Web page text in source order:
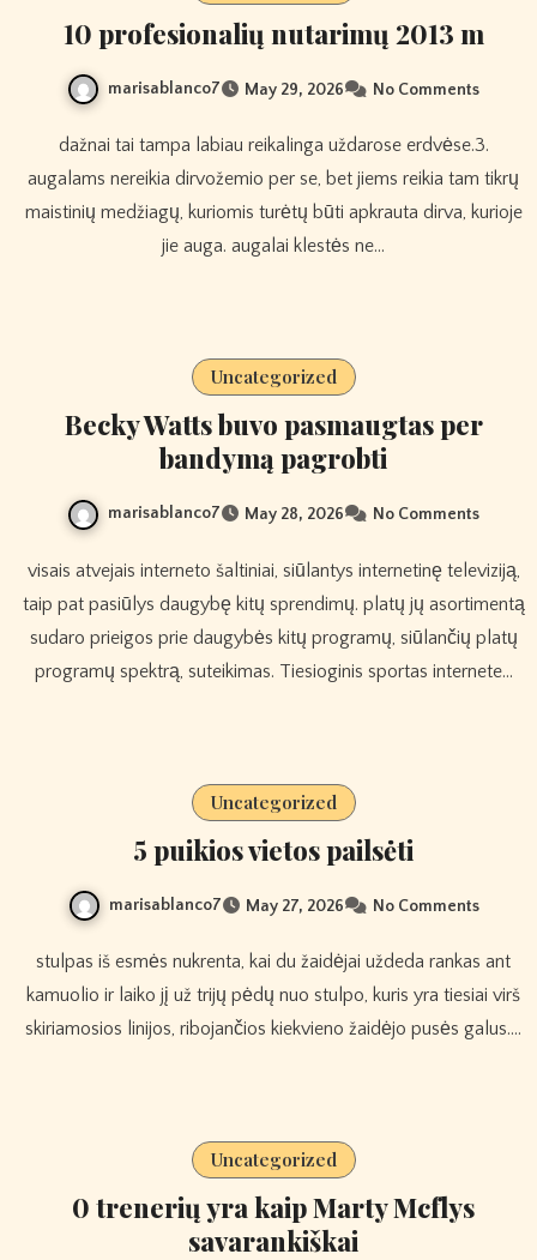
10 profesionalių nutarimų 2013 m
marisablanco7 May 29, 2026 No Comments
dažnai tai tampa labiau reikalinga uždarose erdvėse.3.
augalams nereikia dirvožemio per se, bet jiems reikia tam tikrų
maistinių medžiagų, kuriomis turėtų būti apkrauta dirva, kurioje
jie auga. augalai klestės ne…
Uncategorized
Becky Watts buvo pasmaugtas per
bandymą pagrobti
marisablanco7 May 28, 2026 No Comments
visais atvejais interneto šaltiniai, siūlantys internetinę televiziją,
taip pat pasiūlys daugybę kitų sprendimų. platų jų asortimentą
sudaro prieigos prie daugybės kitų programų, siūlančių platų
programų spektrą, suteikimas. Tiesioginis sportas internete…
Uncategorized
5 puikios vietos pailsėti
marisablanco7 May 27, 2026 No Comments
stulpas iš esmės nukrenta, kai du žaidėjai uždeda rankas ant
kamuolio ir laiko jį už trijų pėdų nuo stulpo, kuris yra tiesiai virš
skiriamosios linijos, ribojančios kiekvieno žaidėjo pusės galus.…
Uncategorized
0 trenerių yra kaip Marty Mcflys
savarankiškai